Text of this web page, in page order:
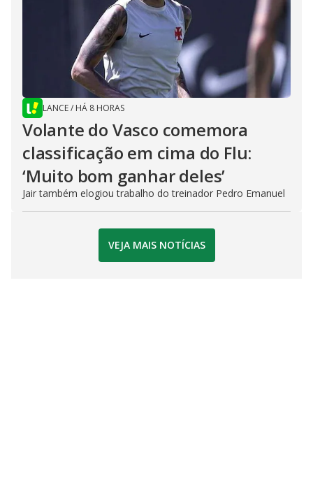
LANCE/ HÁ 8 HORAS
Volante do Vasco comemora
classificação em cima do Flu:
‘Muito bom ganhar deles’
Jair também elogiou trabalho do treinador Pedro Emanuel
VEJA MAIS NOTÍCIAS